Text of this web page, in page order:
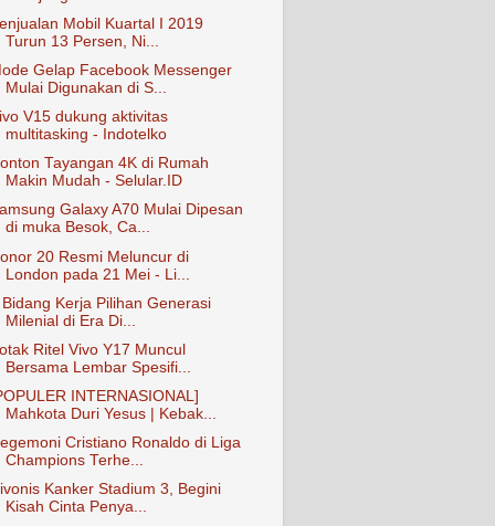
Mobil Kuartal I 2019
Turun 13 Persen, Ni...
Gelap Facebook Messenger
Mulai Digunakan di S...
V15 dukung aktivitas
multitasking - Indotelko
Tayangan 4K di Rumah
Makin Mudah - Selular.ID
Galaxy A70 Mulai Dipesan
di muka Besok, Ca...
20 Resmi Meluncur di
London pada 21 Mei - Li...
Kerja Pilihan Generasi
Milenial di Era Di...
Ritel Vivo Y17 Muncul
Bersama Lembar Spesifi...
INTERNASIONAL]
Mahkota Duri Yesus | Kebak...
Cristiano Ronaldo di Liga
Champions Terhe...
Kanker Stadium 3, Begini
Kisah Cinta Penya...